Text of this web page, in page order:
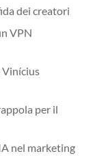
dei creatori
VPN
Vinícius
per il
nel marketing